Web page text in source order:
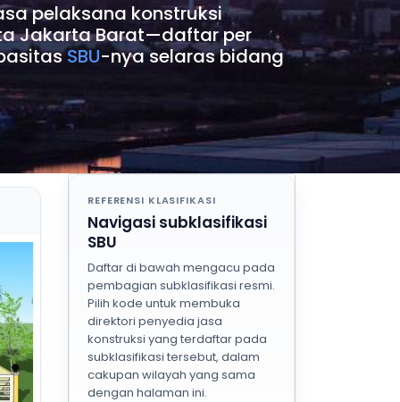
pelaksana konstruksi
Jakarta Barat—daftar per
SBU-nya selaras bidang
REFERENSI KLASIFIKASI
Navigasi subklasifikasi
SBU
Daftar di bawah mengacu pada
pembagian subklasifikasi resmi.
Pilih kode untuk membuka
direktori penyedia jasa
konstruksi yang terdaftar pada
subklasifikasi tersebut, dalam
cakupan wilayah yang sama
dengan halaman ini.